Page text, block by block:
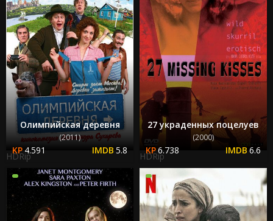
Олимпийская деревня
(2011)
4.591 5.8
HDRip
27 украденных поцелуев
(2000)
6.738 6.6
HDRip